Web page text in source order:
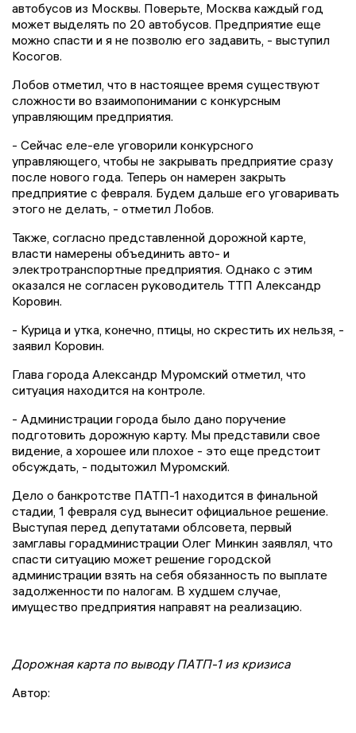
автобусов из Москвы. Поверьте, Москва каждый год
может выделять по 20 автобусов. Предприятие еще
можно спасти и я не позволю его задавить, - выступил
Косогов.
Лобов отметил, что в настоящее время существуют
сложности во взаимопонимании с конкурсным
управляющим предприятия.
- Сейчас еле-еле уговорили конкурсного
управляющего, чтобы не закрывать предприятие сразу
после нового года. Теперь он намерен закрыть
предприятие с февраля. Будем дальше его уговаривать
этого не делать, - отметил Лобов.
Также, согласно представленной дорожной карте,
власти намерены объединить авто- и
электротранспортные предприятия. Однако с этим
оказался не согласен руководитель ТТП Александр
Коровин.
- Курица и утка, конечно, птицы, но скрестить их нельзя, -
заявил Коровин.
Глава города Александр Муромский отметил, что
ситуация находится на контроле.
- Администрации города было дано поручение
подготовить дорожную карту. Мы представили свое
видение, а хорошее или плохое - это еще предстоит
обсуждать, - подытожил Муромский.
Дело о банкротстве ПАТП-1 находится в финальной
стадии, 1 февраля суд вынесит официальное решение.
Выступая перед депутатами облсовета, первый
замглавы горадминистрации Олег Минкин заявлял, что
спасти ситуацию может решение городской
администрации взять на себя обязанность по выплате
задолженности по налогам. В худшем случае,
имущество предприятия направят на реализацию.
Дорожная карта по выводу ПАТП-1 из кризиса
Автор: